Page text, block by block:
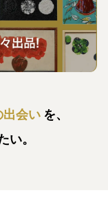
出会い を、
い。